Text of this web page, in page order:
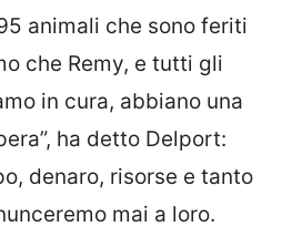
animali che sono feriti
che Remy, e tutti gli
in cura, abbiano una
ha detto Delport:
denaro, risorse e tanto
mai a loro.